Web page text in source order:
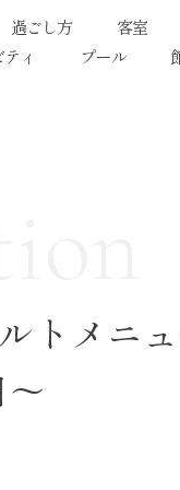
過ごし方 客室
ィ
プール
トメニ